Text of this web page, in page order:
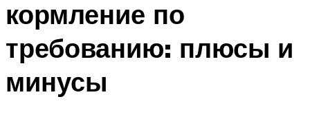
кормление по
требованию: плюсы и
минусы